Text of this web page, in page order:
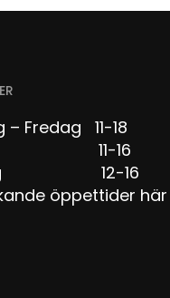
– Fredag 11-18
11-16
12-16
öppettider här